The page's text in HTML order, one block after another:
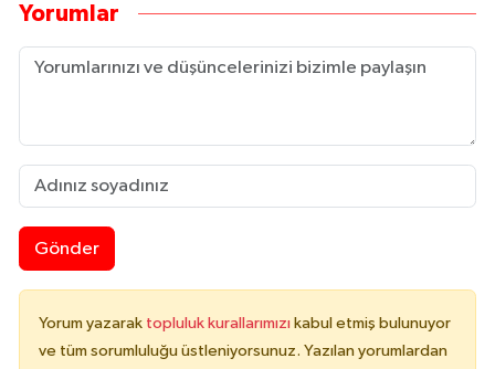
Yorumlar
Gönder
Yorum yazarak topluluk kurallarımızı kabul etmiş bulunuyor
ve tüm sorumluluğu üstleniyorsunuz. Yazılan yorumlardan